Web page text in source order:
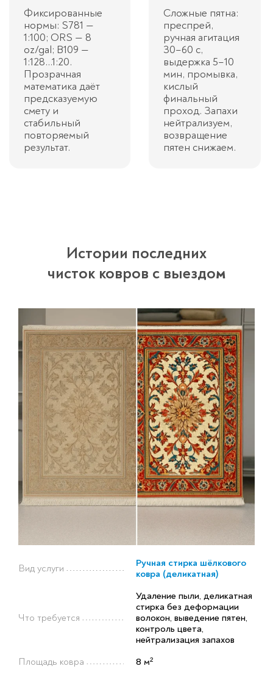
Фиксированные
нормы: S781 —
1:100; ORS — 8
oz/gal; B109 —
1:128…1:20.
Прозрачная
математика даёт
предсказуемую
смету и
стабильный
повторяемый
результат.
Сложные пятна:
преспрей,
ручная агитация
30–60 с,
выдержка 5–10
мин, промывка,
кислый
финальный
проход. Запахи
нейтрализуем,
возвращение
пятен снижаем.
Истории последних
чисток ковров с выездом
Вид услуги
Ручная стирка шёлкового
ковра (деликатная)
Что требуется
Удаление пыли, деликатная
стирка без деформации
волокон, выведение пятен,
контроль цвета,
нейтрализация запахов
Площадь ковра
8 м²